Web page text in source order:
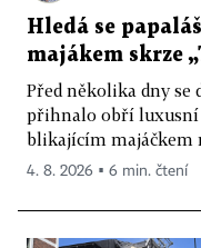
Hledá se
majákem skrze
Před několika dny se
přihnalo obří luxusní
blikajícím majáčkem
4. 8. 2026 ▪ 6 min. čtení